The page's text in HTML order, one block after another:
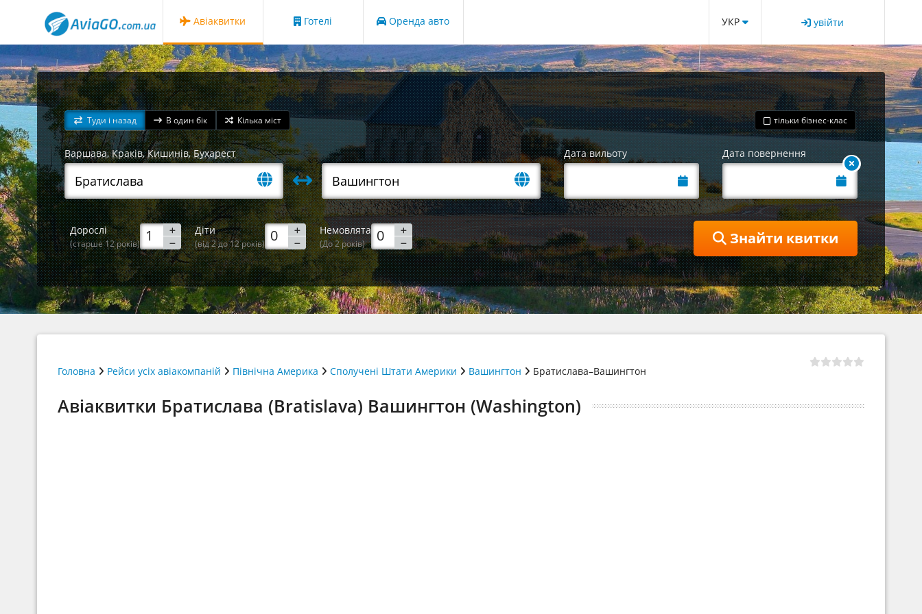
Авіаквитки Готелі Оренда авто УКР увійти
Туди і назад В один бік Кілька міст тільки бізнес-клас
Варшава,Краків,Кишинів,Бухарест Дата вильоту Дата повернення
Дорослі
(старше 12 років)
Діти
(від 2 до 12 років)
Немовлята
(До 2 років) Знайти квитки
Головна Рейси усіх авіакомпаній Північна Америка Сполучені Штати Америки Вашингтон Братислава–Вашингтон
Авіаквитки Братислава (Bratislava) Вашингтон (Washington)